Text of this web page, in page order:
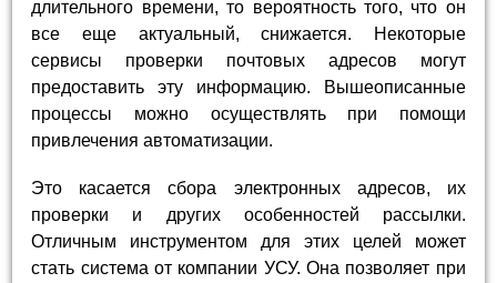
длительного времени, то вероятность того, что он
все еще актуальный, снижается. Некоторые
сервисы проверки почтовых адресов могут
предоставить эту информацию. Вышеописанные
процессы можно осуществлять при помощи
привлечения автоматизации.
Это касается сбора электронных адресов, их
проверки и других особенностей рассылки.
Отличным инструментом для этих целей может
стать система от компании УСУ. Она позволяет при